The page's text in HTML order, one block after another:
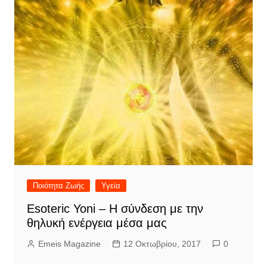
Ποιότητα Ζωής Υγεία
Esoteric Yoni – Η σύνδεση με την
θηλυκή ενέργεια μέσα μας
Emeis Magazine 12 Οκτωβρίου, 2017 0